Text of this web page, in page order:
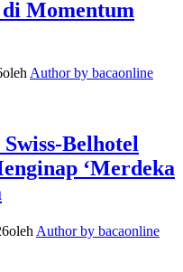
di Momentum
oleh Author by bacaonline
Belhotel
‘Merdeka
oleh Author by bacaonline